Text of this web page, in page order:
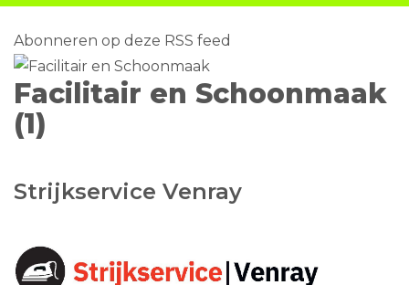
Abonneren op deze RSS feed
Facilitair en Schoonmaak
(1)
Strijkservice Venray